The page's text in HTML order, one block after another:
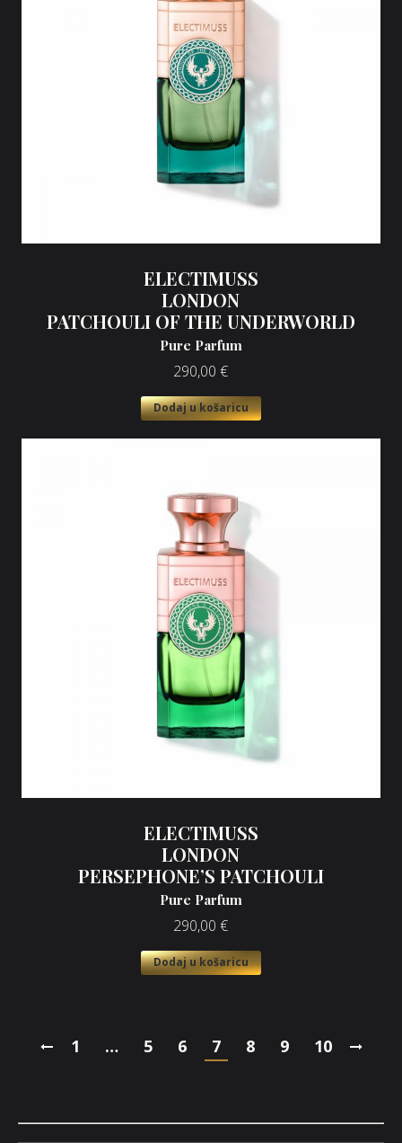
ELECTIMUSS
LONDON
PATCHOULI OF THE UNDERWORLD
Pure Parfum
290,00 €
Dodaj u košaricu
ELECTIMUSS
LONDON
PERSEPHONE’S PATCHOULI
Pure Parfum
290,00 €
Dodaj u košaricu
1 … 5 6 7 8 9 10